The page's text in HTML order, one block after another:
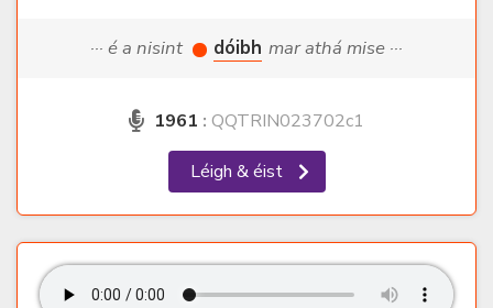
··· é a nisint dóibh mar athá mise ···
1961 : QQTRIN023702c1
Léigh & éist